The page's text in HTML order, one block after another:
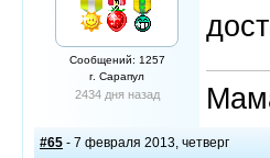
Сообщений: 1257
г. Сарапул
2434 дня назад
#65 - 7 февраля 2013, четверг